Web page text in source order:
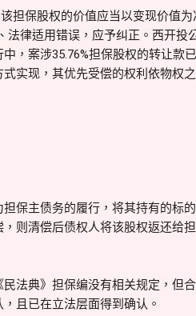
担保股权的价值应当以变现价值
律适用错误，应予纠正。西开投
，案涉35.76%担保股权的转让款
实现，其优先受偿的权利依物权
保主债务的履行，将其持有的标
则清偿后债权人将该股权返还给
法典》担保编没有相关规定，但
且已在立法层面得到确认。